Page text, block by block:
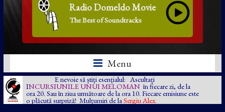
Radio Domeldo Movie
The Best of Soundtracks
Menu
E nevoie să știți esențialul: Ascultați
INCURSIUNILE UNUI MELOMAN în fiecare zi, de la
ora 20. Sau în ziua următoare de la ora 10. Fiecare emisiune este
o plăcută surpriză! Mulțumiri de la Sergiu Alex.